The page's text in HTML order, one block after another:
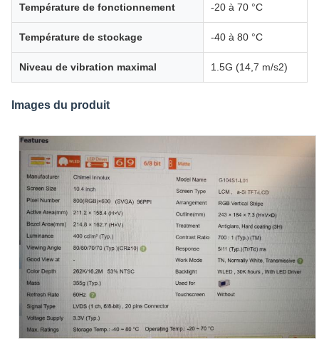
Température de fonctionnement -20 à 70 °C
Température de stockage -40 à 80 °C
Niveau de vibration maximal 1.5G (14,7 m/s2)
Images du produit